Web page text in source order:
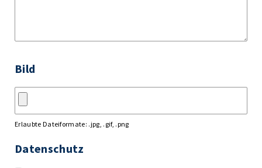
Bild
Erlaubte Dateiformate: .jpg, .gif, .png
Datenschutz